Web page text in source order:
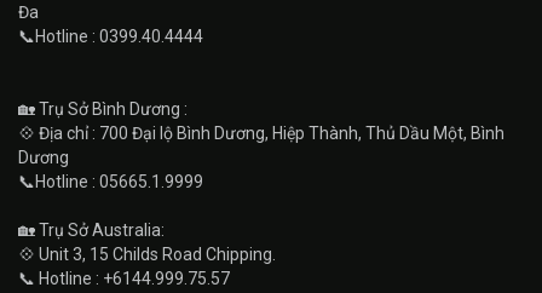
Đa
📞Hotline : 0399.40.4444
🏡 Trụ Sở Bình Dương :
💠 Địa chỉ : 700 Đại lộ Bình Dương, Hiệp Thành, Thủ Dầu Một, Bình
Dương
📞Hotline : 05665.1.9999
🏡 Trụ Sở Australia:
💠 Unit 3, 15 Childs Road Chipping.
📞 Hotline : +6144.999.75.57